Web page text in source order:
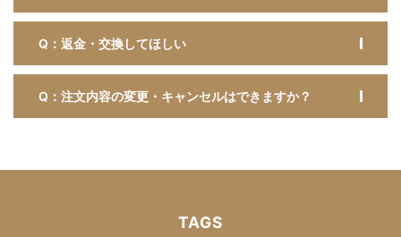
Q：返金・交換してほしい
Q：注文内容の変更・キャンセルはできますか？
TAGS